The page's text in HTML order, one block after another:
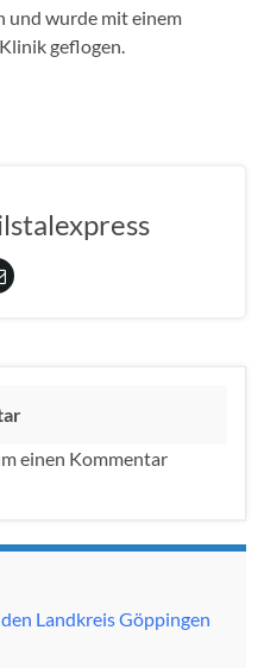
und wurde mit einem
geflogen.
einen Kommentar
Landkreis Göppingen